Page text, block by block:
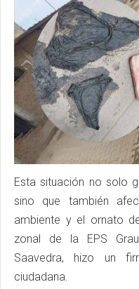
Esta situación no solo
sino que también
ambiente y el ornato
zonal de la EPS
Saavedra, hizo un
ciudadana.